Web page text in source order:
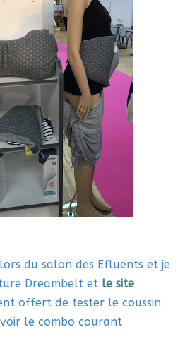
du salon des Efluents et je
Dreambelt et le site
offert de tester le coussin
le combo courant